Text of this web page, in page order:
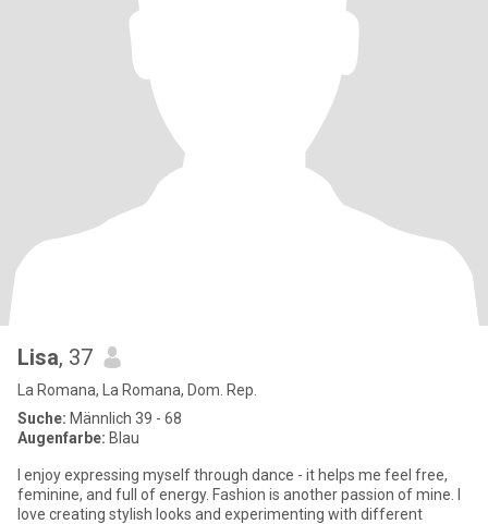
Lisa, 37
La Romana, La Romana, Dom. Rep.
Suche: Männlich 39 - 68
Augenfarbe: Blau
I enjoy expressing myself through dance - it helps me feel free,
feminine, and full of energy. Fashion is another passion of mine. I
love creating stylish looks and experimenting with different